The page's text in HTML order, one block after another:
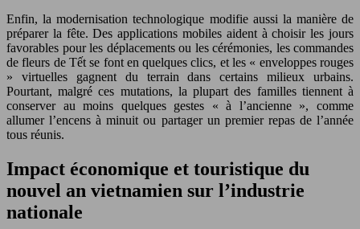
Enfin, la modernisation technologique modifie aussi la manière de
préparer la fête. Des applications mobiles aident à choisir les jours
favorables pour les déplacements ou les cérémonies, les commandes
de fleurs de Tết se font en quelques clics, et les « enveloppes rouges
» virtuelles gagnent du terrain dans certains milieux urbains.
Pourtant, malgré ces mutations, la plupart des familles tiennent à
conserver au moins quelques gestes « à l’ancienne », comme
allumer l’encens à minuit ou partager un premier repas de l’année
tous réunis.
Impact économique et touristique du
nouvel an vietnamien sur l’industrie
nationale